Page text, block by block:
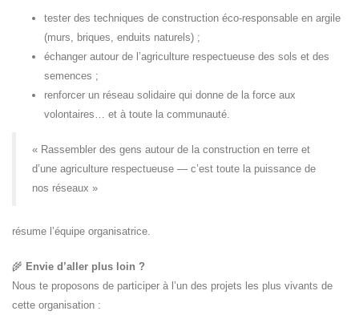
tester des techniques de construction éco-responsable en argile
(murs, briques, enduits naturels) ;
échanger autour de l’agriculture respectueuse des sols et des
semences ;
renforcer un réseau solidaire qui donne de la force aux
volontaires… et à toute la communauté.
« Rassembler des gens autour de la construction en terre et
d’une agriculture respectueuse — c’est toute la puissance de
nos réseaux »
résume l’équipe organisatrice.
🌾 Envie d’aller plus loin ?
Nous te proposons de participer à l’un des projets les plus vivants de
cette organisation :
Brésil
VietNam
Mexique
Groupe